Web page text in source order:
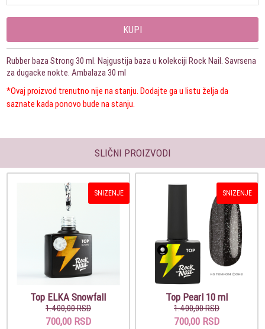
KUPI
Rubber baza Strong 30 ml. Najgustija baza u kolekciji Rock Nail. Savrsena
za dugacke nokte. Ambalaza 30 ml
*Ovaj proizvod trenutno nije na stanju. Dodajte ga u listu želja da
saznate kada ponovo bude na stanju.
SLIČNI PROIZVODI
SNIZENJE
Top ELKA Snowfall
1.400,00 RSD
700,00 RSD
SNIZENJE
Top Pearl 10 ml
1.400,00 RSD
700,00 RSD